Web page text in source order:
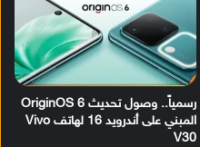
رسمياً.. وصول تحديث OriginOS 6
المبني على أندرويد 16 لهاتف Vivo
V30